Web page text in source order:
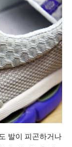
발이 피곤하거나